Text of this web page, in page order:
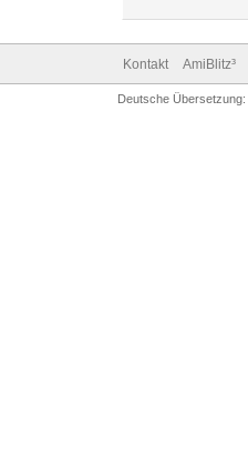
Kontakt AmiBlitz³
Deutsche Übersetzung: